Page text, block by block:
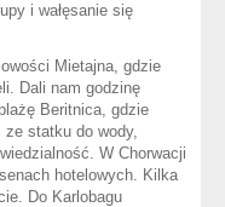
i wałęsanie się
Mietajna, gdzie
Dali nam godzinę
Beritnica, gdzie
ze statku do wody,
W Chorwacji
hotelowych. Kilka
Do Karlobagu